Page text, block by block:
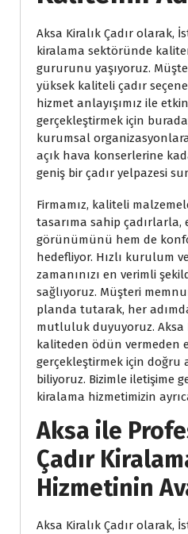
Aksa Kiralık Çadır olarak,
kiralama sektöründe
gururunu yaşıyoruz.
yüksek kaliteli çadır
hizmet anlayışımız ile
gerçekleştirmek için
kurumsal
açık hava konserlerine
geniş bir çadır yelpazesi
Firmamız, kaliteli
tasarıma sahip
görünümünü hem de
hedefliyor. Hızlı kurulum
zamanınızı en verimli
sağlıyoruz. Müşteri
planda tutarak, her
mutluluk duyuyoruz. Aksa
kaliteden ödün vermeden
gerçekleştirmek için doğru
biliyoruz. Bizimle iletişime
kiralama hizmetimizin
Aksa ile
Çadır
Hizmetinin
Aksa Kiralık Çadır olarak,